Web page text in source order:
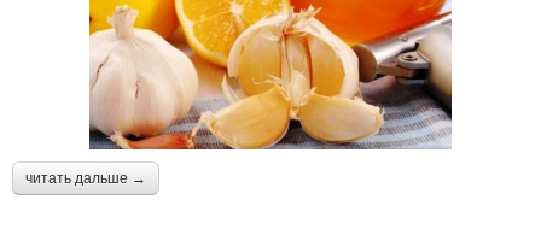
читать дальше →